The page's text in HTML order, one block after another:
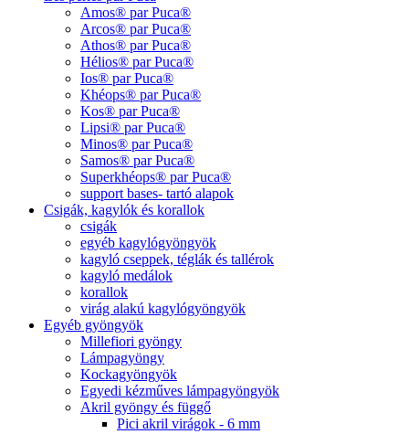
Amos® par Puca®
Arcos® par Puca®
Athos® par Puca®
Hélios® par Puca®
Ios® par Puca®
Khéops® par Puca®
Kos® par Puca®
Lipsi® par Puca®
Minos® par Puca®
Samos® par Puca®
Superkhéops® par Puca®
support bases- tartó alapok
Csigák, kagylók és korallok
csigák
egyéb kagylógyöngyök
kagyló cseppek, téglák és tallérok
kagyló medálok
korallok
virág alakú kagylógyöngyök
Egyéb gyöngyök
Millefiori gyöngy
Lámpagyöngy
Kockagyöngyök
Egyedi kézműves lámpagyöngyök
Akril gyöngy és függő
Pici akril virágok - 6 mm